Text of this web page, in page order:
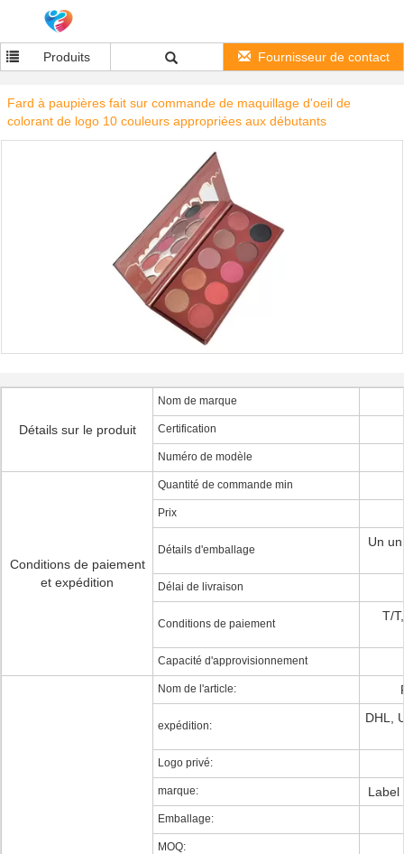
Produits Fournisseur de contact
Fard à paupières fait sur commande de maquillage d'oeil de
colorant de logo 10 couleurs appropriées aux débutants
Détails sur le produit
Nom de marque
Certification
Numéro de modèle
Conditions de paiement
et expédition
Quantité de commande min
Prix
Détails d'emballage
Un
Délai de livraison
Conditions de paiement
T/
Capacité d'approvisionnement
Nom de l'article:
expédition:
DHL,
Logo privé:
marque: Label
Emballage:
MOQ: